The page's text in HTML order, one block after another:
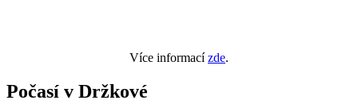
Více informacízde.
Počasí v Držkové